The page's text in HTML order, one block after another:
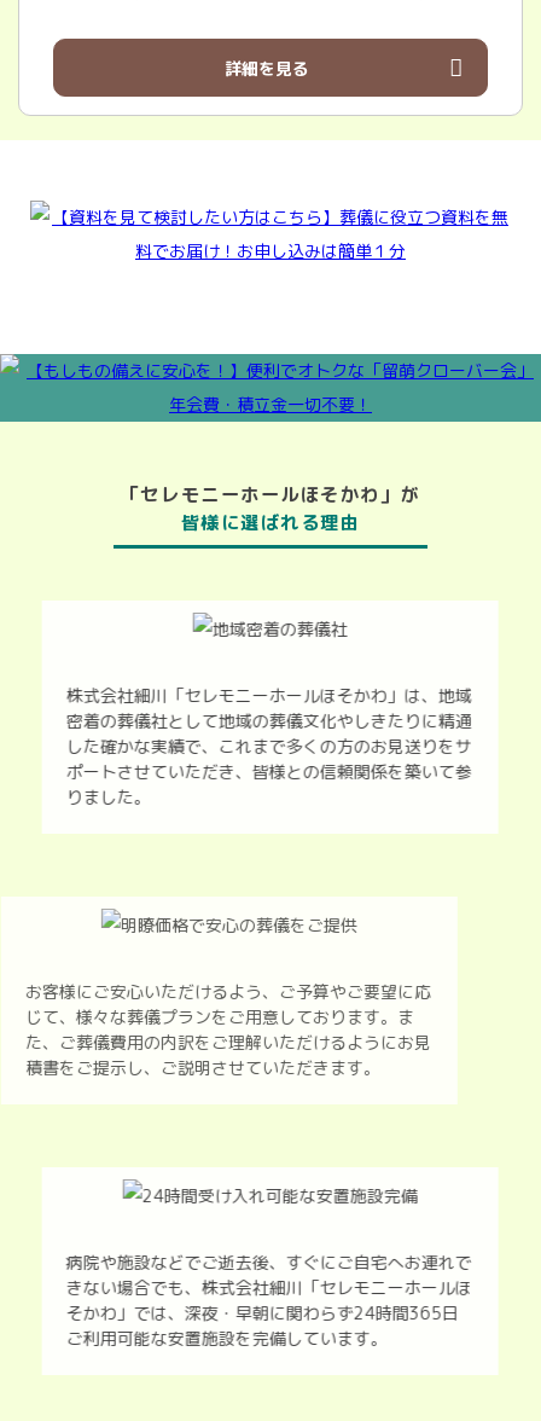
詳細を見る
「セレモニーホールほそかわ」が
皆様に選ばれる理由
株式会社細川「セレモニーホールほそかわ」は、地域
密着の葬儀社として地域の葬儀文化やしきたりに精通
した確かな実績で、これまで多くの方のお見送りをサ
ポートさせていただき、皆様との信頼関係を築いて参
りました。
お客様にご安心いただけるよう、ご予算やご要望に応
じて、様々な葬儀プランをご用意しております。ま
た、ご葬儀費用の内訳をご理解いただけるようにお見
積書をご提示し、ご説明させていただきます。
病院や施設などでご逝去後、すぐにご自宅へお連れで
きない場合でも、株式会社細川「セレモニーホールほ
そかわ」では、深夜・早朝に関わらず24時間365日
ご利用可能な安置施設を完備しています。